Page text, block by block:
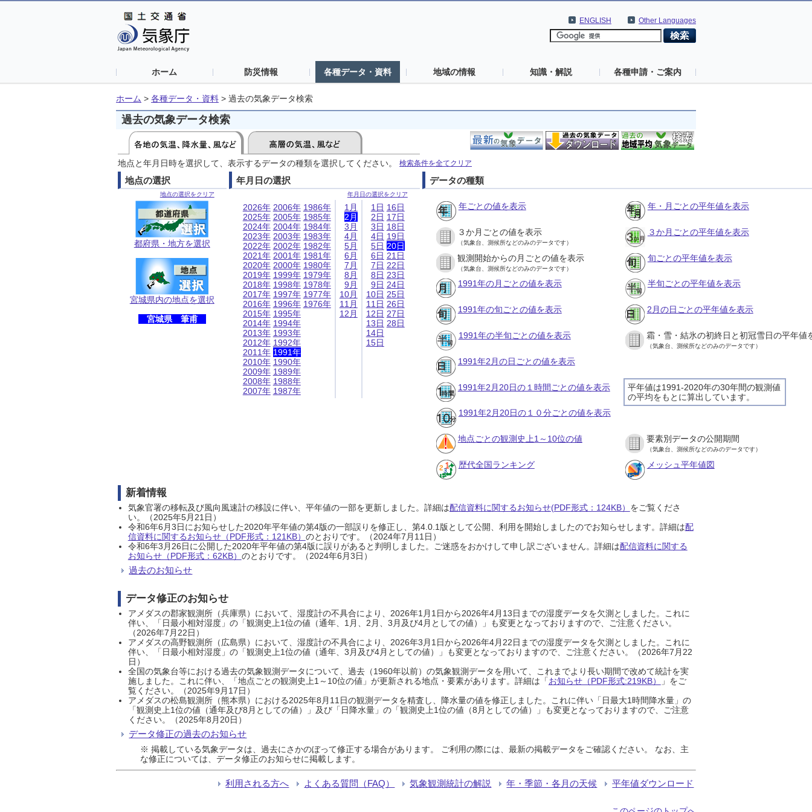
Other Languages
ENGLISH
ホーム 防災情報 各種データ・資料 地域の情報 知識・解説 各種申請・ご案内
ホーム > 各種データ・資料 > 過去の気象データ検索
過去の気象データ検索
地点と年月日時を選択して、表示するデータの種類を選択してください。 検索条件を全てクリア
地点の選択
地点の選択をクリア
都府県・地方を選択
宮城県内の地点を選択
宮城県 筆甫
年月日の選択
年月日の選択をクリア
2026年
2025年
2024年
2023年
2022年
2021年
2020年
2019年
2018年
2017年
2016年
2015年
2014年
2013年
2012年
2011年
2010年
2009年
2008年
2007年
2006年
2005年
2004年
2003年
2002年
2001年
2000年
1999年
1998年
1997年
1996年
1995年
1994年
1993年
1992年
1991年
1990年
1989年
1988年
1987年
1986年
1985年
1984年
1983年
1982年
1981年
1980年
1979年
1978年
1977年
1976年
1月
2月
3月
4月
5月
6月
7月
8月
9月
10月
11月
12月
1日
2日
3日
4日
5日
6日
7日
8日
9日
10日
11日
12日
13日
14日
15日
16日
17日
18日
19日
20日
21日
22日
23日
24日
25日
26日
27日
28日
データの種類
年ごとの値を表示 年・月ごとの平年値を表示
３か月ごとの値を表示
（気象台、測候所などのみのデータです）
３か月ごとの平年値を表示
観測開始からの月ごとの値を表示
（気象台、測候所などのみのデータです）
旬ごとの平年値を表示
1991年の月ごとの値を表示 半旬ごとの平年値を表示
1991年の旬ごとの値を表示 2月の日ごとの平年値を表示
1991年の半旬ごとの値を表示 霜・雪・結氷の初終日と初冠雪日の平年値
（気象台、測候所などのみのデータです）
1991年2月の日ごとの値を表示
平年値は1991-2020年の30年間の観測値
の平均をもとに算出しています。
1991年2月20日の１時間ごとの値を表示
1991年2月20日の１０分ごとの値を表示
地点ごとの観測史上1～10位の値 要素別データの公開期間
（気象台、測候所などのみのデータです）
歴代全国ランキング メッシュ平年値図
新着情報
気象官署の移転及び風向風速計の移設に伴い、平年値の一部を更新しました。詳細は配信資料に関するお知らせ(PDF形式：124KB） をご覧くださ
い。（2025年5月21日）
令和6年6月3日にお知らせした2020年平年値の第4版の一部誤りを修正し、第4.0.1版として公開、利用を開始しましたのでお知らせします。詳細は配
信資料に関するお知らせ（PDF形式：121KB） のとおりです。（2024年7月11日）
令和6年3月26日に公開した2020年平年値の第4版に誤りがあると判明しました。ご迷惑をおかけして申し訳ございません。詳細は配信資料に関する
お知らせ（PDF形式：62KB） のとおりです。（2024年6月3日）
過去のお知らせ
データ修正のお知らせ
アメダスの郡家観測所（兵庫県）において、湿度計の不具合により、2026年1月1日から2026年4月13日までの湿度データを欠測としました。これに
伴い、「日最小相対湿度」の「観測史上1位の値（通年、1月、2月、3月及び4月としての値）」も変更となっておりますので、ご注意ください。
（2026年7月22日）
アメダスの高野観測所（広島県）において、湿度計の不具合により、2026年3月1日から2026年4月22日までの湿度データを欠測としました。これに
伴い、「日最小相対湿度」の「観測史上1位の値（通年、3月及び4月としての値）」も変更となっておりますので、ご注意ください。（2026年7月22
日）
全国の気象台等における過去の気象観測データについて、過去（1960年以前）の気象観測データを用いて、これまでより長い期間で改めて統計を実
施しました。これに伴い、「地点ごとの観測史上1～10位の値」が更新される地点・要素があります。詳細は「お知らせ（PDF形式:219KB）
」をご
覧ください。（2025年9月17日）
アメダスの松島観測所（熊本県）における2025年8月11日の観測データを精査し、降水量の値を修正しました。これに伴い「日最大1時間降水量」の
「観測史上1位の値（通年及び8月としての値）」及び「日降水量」の「観測史上1位の値（8月としての値）」も変更となっておりますので、ご注意
ください。（2025年8月20日）
データ修正の過去のお知らせ
※ 掲載している気象データは、過去にさかのぼって修正する場合があります。 ご利用の際には、最新の掲載データをご確認ください。 なお、主
な修正については、データ修正のお知らせに掲載します。
利用される方へ よくある質問（FAQ） 気象観測統計の解説 年・季節・各月の天候 平年値ダウンロード